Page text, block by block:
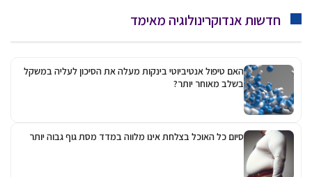
חדשות אנדוקרינולוגיה מאימד
האם טיפול אנטיביוטי בינקות מעלה את הסיכון לעליה במשקל
בשלב מאוחר יותר?
סיום כל האוכל בצלחת אינו מלווה במדד מסת גוף גבוה יותר